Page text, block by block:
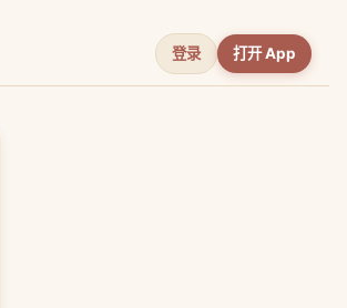
登录 打开 App